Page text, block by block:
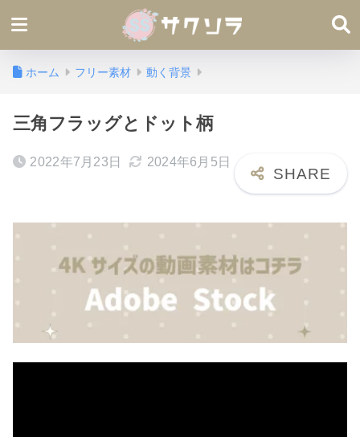
ホーム フリー素材 動く背景
三角フラッグとドット柄
2022年7月23日 2024年6月5日